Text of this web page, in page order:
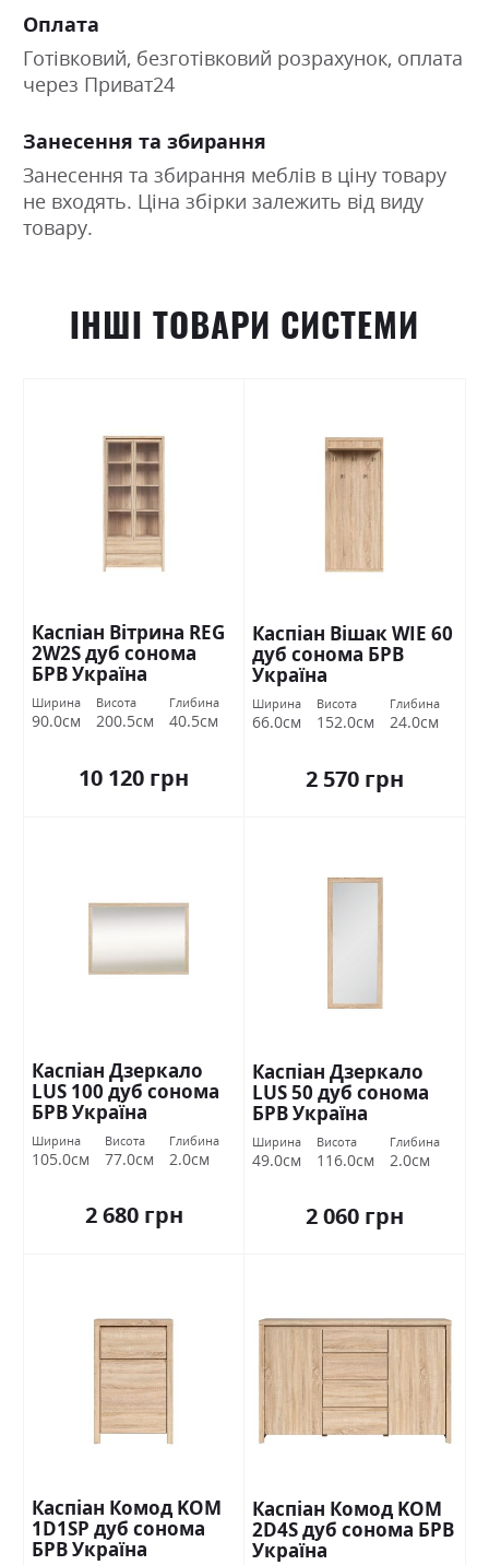
Оплата
Готівковий, безготівковий розрахунок, оплата
через Приват24
Занесення та збирання
Занесення та збирання меблів в ціну товару
не входять. Ціна збірки залежить від виду
товару.
ІНШІ ТОВАРИ СИСТЕМИ
Каспіан Вітрина REG
2W2S дуб сонома
БРВ Україна
Ширина
90.0см
Висота
200.5см
Глибина
40.5см
10 120 грн
Каспіан Вішак WIE 60
дуб сонома БРВ
Україна
Ширина
66.0см
Висота
152.0см
Глибина
24.0см
2 570 грн
Каспіан Дзеркало
LUS 100 дуб сонома
БРВ Україна
Ширина
105.0см
Висота
77.0см
Глибина
2.0см
2 680 грн
Каспіан Дзеркало
LUS 50 дуб сонома
БРВ Україна
Ширина
49.0см
Висота
116.0см
Глибина
2.0см
2 060 грн
Каспіан Комод KOM
1D1SP дуб сонома
БРВ Україна
Каспіан Комод KOM
2D4S дуб сонома БРВ
Україна